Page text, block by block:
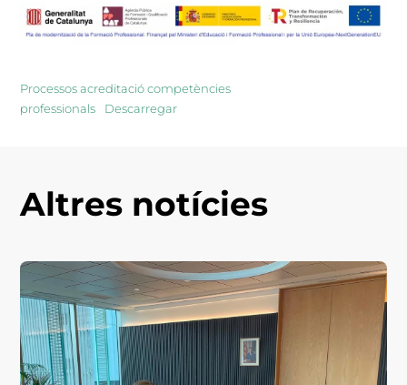
Processos acreditació competències
professionals
Descarregar
Altres notícies